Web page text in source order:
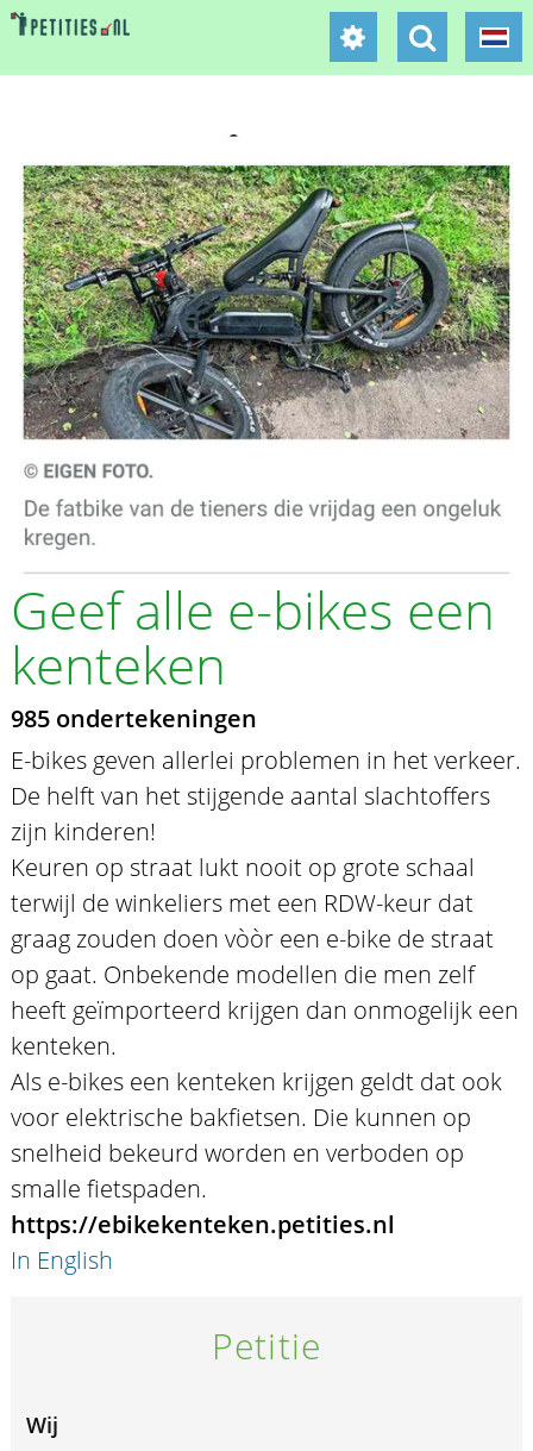
Geef alle e-bikes een
kenteken
985 ondertekeningen
E-bikes geven allerlei problemen in het verkeer.
De helft van het stijgende aantal slachtoffers
zijn kinderen!
Keuren op straat lukt nooit op grote schaal
terwijl de winkeliers met een RDW-keur dat
graag zouden doen vòòr een e-bike de straat
op gaat. Onbekende modellen die men zelf
heeft geïmporteerd krijgen dan onmogelijk een
kenteken.
Als e-bikes een kenteken krijgen geldt dat ook
voor elektrische bakfietsen. Die kunnen op
snelheid bekeurd worden en verboden op
smalle fietspaden.
https://ebikekenteken.petities.nl
In English
Petitie
Wij